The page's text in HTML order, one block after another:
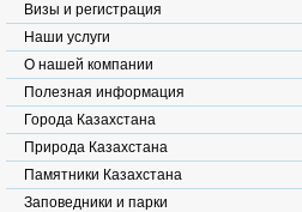
Визы и регистрация
Наши услуги
О нашей компании
Полезная информация
Города Казахстана
Природа Казахстана
Памятники Казахстана
Заповедники и парки